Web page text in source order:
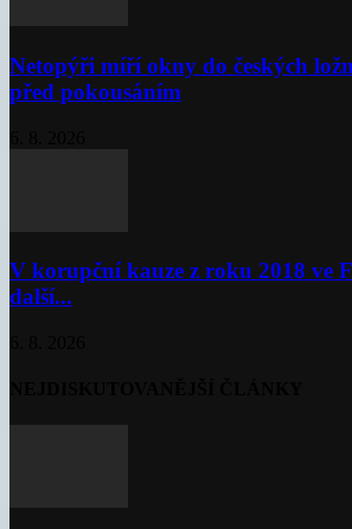
Netopýři míří okny do českých
před pokousáním
V korupční kauze z roku 2018 ve
další...